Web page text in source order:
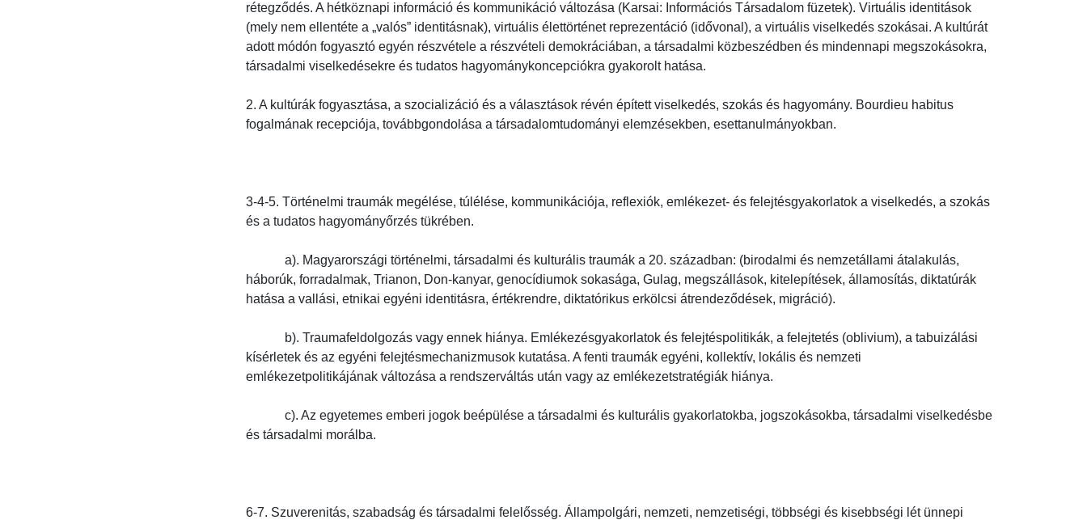
rétegződés. A hétköznapi információ és kommunikáció változása (Karsai: Információs Társadalom füzetek). Virtuális identitások
(mely nem ellentéte a „valós” identitásnak), virtuális élettörténet reprezentáció (idővonal), a virtuális viselkedés szokásai. A kultúrát
adott módón fogyasztó egyén részvétele a részvételi demokráciában, a társadalmi közbeszédben és mindennapi megszokásokra,
társadalmi viselkedésekre és tudatos hagyománykoncepciókra gyakorolt hatása.
2. A kultúrák fogyasztása, a szocializáció és a választások révén épített viselkedés, szokás és hagyomány. Bourdieu habitus
fogalmának recepciója, továbbgondolása a társadalomtudományi elemzésekben, esettanulmányokban.
3-4-5. Történelmi traumák megélése, túlélése, kommunikációja, reflexiók, emlékezet- és felejtésgyakorlatok a viselkedés, a szokás
és a tudatos hagyományőrzés tükrében.
a). Magyarországi történelmi, társadalmi és kulturális traumák a 20. században: (birodalmi és nemzetállami átalakulás,
háborúk, forradalmak, Trianon, Don-kanyar, genocídiumok sokasága, Gulag, megszállások, kitelepítések, államosítás, diktatúrák
hatása a vallási, etnikai egyéni identitásra, értékrendre, diktatórikus erkölcsi átrendeződések, migráció).
b). Traumafeldolgozás vagy ennek hiánya. Emlékezésgyakorlatok és felejtéspolitikák, a felejtetés (oblivium), a tabuizálási
kísérletek és az egyéni felejtésmechanizmusok kutatása. A fenti traumák egyéni, kollektív, lokális és nemzeti
emlékezetpolitikájának változása a rendszerváltás után vagy az emlékezetstratégiák hiánya.
c). Az egyetemes emberi jogok beépülése a társadalmi és kulturális gyakorlatokba, jogszokásokba, társadalmi viselkedésbe
és társadalmi morálba.
6-7. Szuverenitás, szabadság és társadalmi felelősség. Állampolgári, nemzeti, nemzetiségi, többségi és kisebbségi lét ünnepi